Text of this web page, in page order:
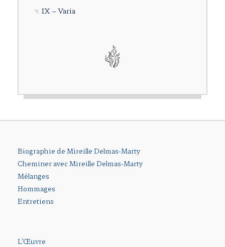
IX – Varia
Biographie de Mireille Delmas-Marty
Cheminer avec Mireille Delmas-Marty
Mélanges
Hommages
Entretiens
L’Œuvre